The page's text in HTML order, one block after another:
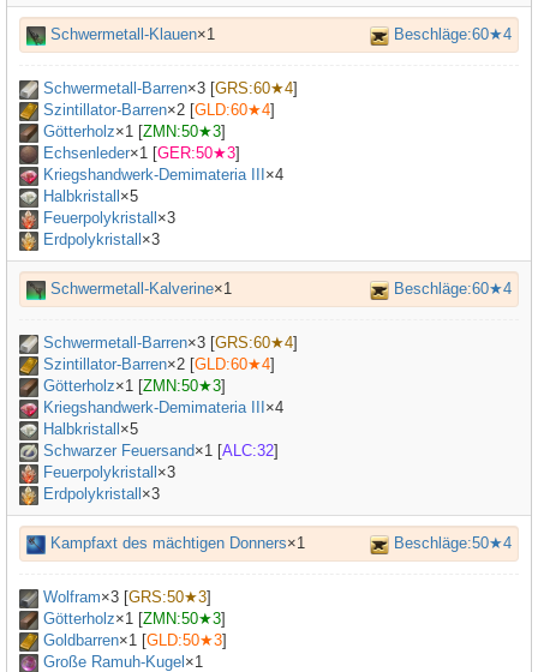
Schwermetall-Klauen×1 Beschläge:60★4
Schwermetall-Barren×3 [GRS:60★4]
Szintillator-Barren×2 [GLD:60★4]
Götterholz×1 [ZMN:50★3]
Echsenleder×1 [GER:50★3]
Kriegshandwerk-Demimateria III ×4
Halbkristall ×5
Feuerpolykristall ×3
Erdpolykristall ×3
Schwermetall-Kalverine×1 Beschläge:60★4
Schwermetall-Barren×3 [GRS:60★4]
Szintillator-Barren×2 [GLD:60★4]
Götterholz×1 [ZMN:50★3]
Kriegshandwerk-Demimateria III ×4
Halbkristall ×5
Schwarzer Feuersand×1 [ALC:32]
Feuerpolykristall ×3
Erdpolykristall ×3
Kampfaxt des mächtigen Donners×1 Beschläge:50★4
Wolfram×3 [GRS:50★3]
Götterholz×1 [ZMN:50★3]
Goldbarren×1 [GLD:50★3]
Große Ramuh-Kugel ×1